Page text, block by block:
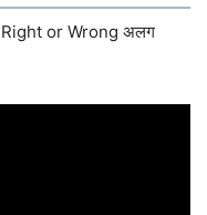
or Wrong अलग